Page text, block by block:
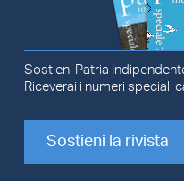
Sostieni Patria
Riceverai i numeri speciali
Sostieni la rivista